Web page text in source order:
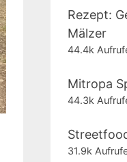
Rezept:
Mälzer
44.4k
Mitropa
44.3k
31.9k